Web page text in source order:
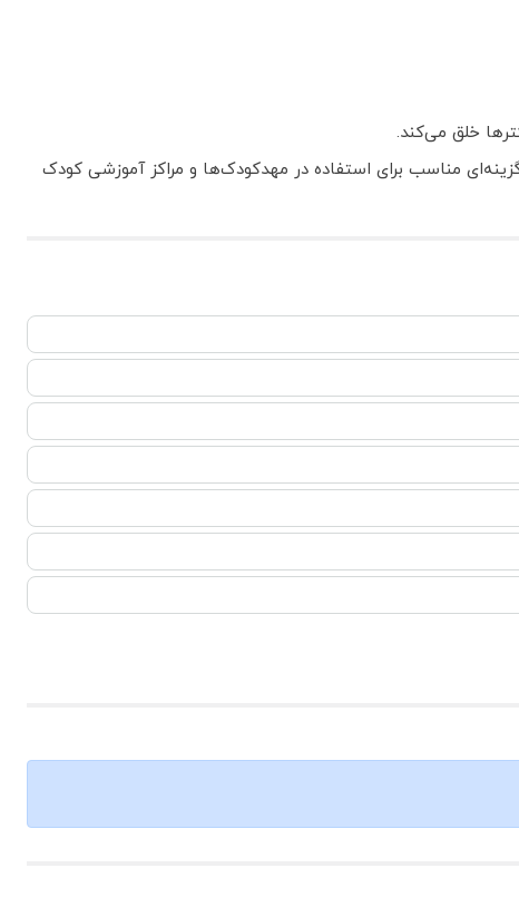
خلق می‌کند.
مناسب برای استفاده در مهدکودک‌ها و مراکز آموزشی کودک